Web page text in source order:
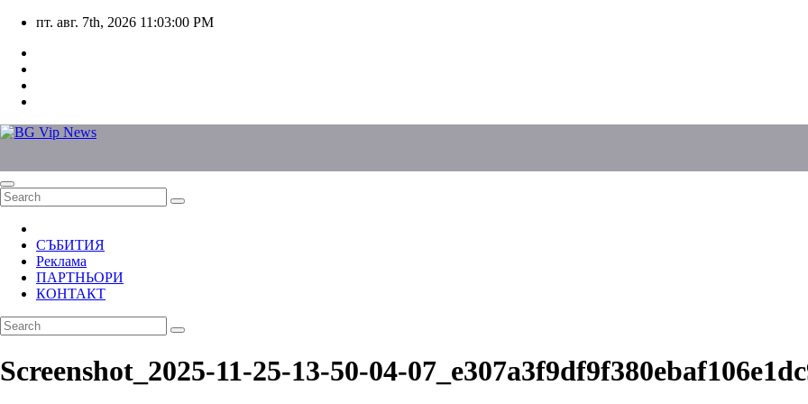
Skip
content
пт. авг. 7th, 2026 11:03:00 PM
СЪБИТИЯ
Реклама
ПАРТНЬОРИ
КОНТАКТ
Screenshot_2025-11-25-13-50-04-